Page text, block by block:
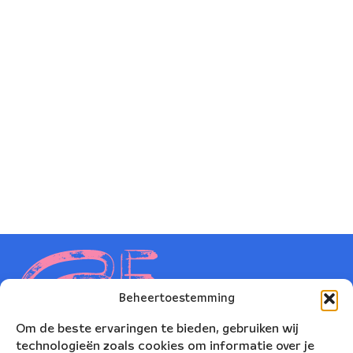
Beheertoestemming
Om de beste ervaringen te bieden, gebruiken wij
technologieën zoals cookies om informatie over je